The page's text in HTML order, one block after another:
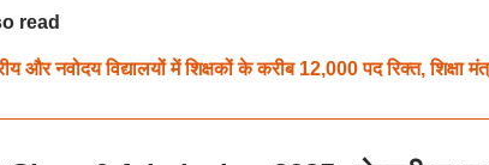
read
और नवोदय विद्यालयों में शिक्षकों के करीब 12,000 पद रिक्त, शिक्षा